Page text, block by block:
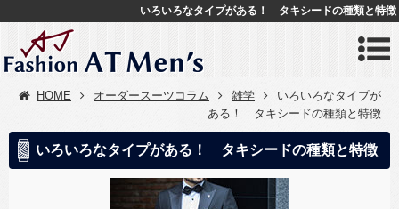
いろいろなタイプがある！ タキシードの種類と特徴
HOME オーダースーツコラム 雑学
いろいろなタイプが
ある！ タキシードの種類と特徴
いろいろなタイプがある！ タキシードの種類と特徴